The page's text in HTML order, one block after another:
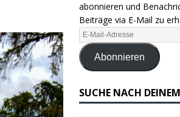
abonnieren und
Beiträge via E-Mail zu
Abonnieren
SUCHE NACH